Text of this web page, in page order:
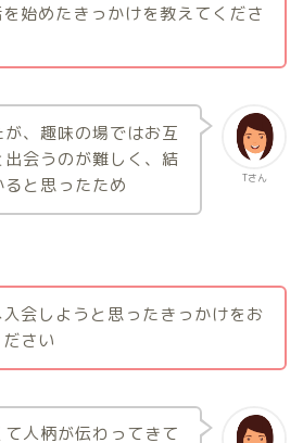
始めたきっかけを教えてくださ
Tさん
、趣味の場ではお互
会うのが難しく、結
と思ったため
会しようと思ったきっかけをお
さい
人柄が伝わってきて